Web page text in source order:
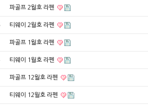
파골프 2월호 라펜
티웨이 2월호 라펜
파골프 1월호 라펜
티웨이 1월호 라펜
파골프 12월호 라펜
티웨이 12월호 라펜